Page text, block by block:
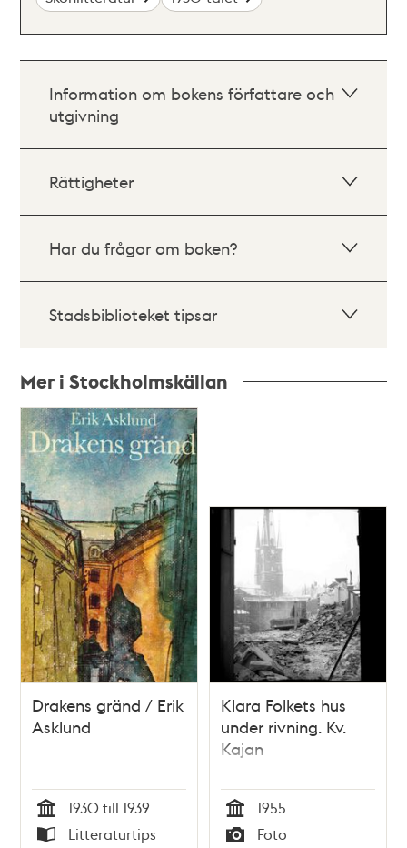
Information om bokens författare och
utgivning
Rättigheter
Har du frågor om boken?
Stadsbiblioteket tipsar
Mer i Stockholmskällan
Relaterade
poster
och
teman
Drakens gränd / Erik
Asklund
Tid
1930 till 1939
Litteraturtips
Klara Folkets hus
under rivning. Kv.
Kajan
Tid
1955
Foto